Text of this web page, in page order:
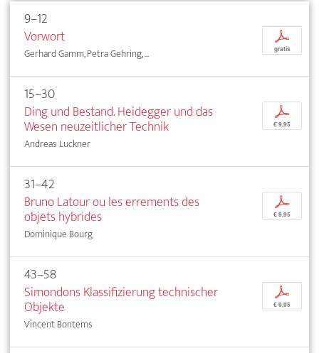
9–12
Vorwort
Gerhard Gamm, Petra Gehring, ...
p
gratis
15–30
Ding und Bestand. Heidegger und das
Wesen neuzeitlicher Technik
Andreas Luckner
p
€ 9,95
31–42
Bruno Latour ou les errements des
objets hybrides
Dominique Bourg
p
€ 9,95
43–58
Simondons Klassifizierung technischer
Objekte
Vincent Bontems
p
€ 9,95